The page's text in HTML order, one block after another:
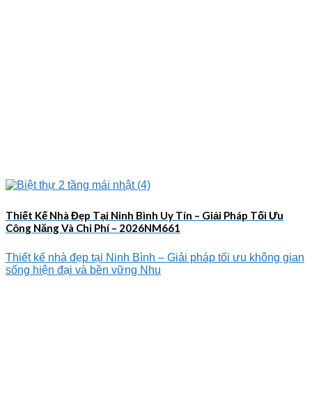
Thiết Kế Nhà Đẹp Tại Ninh Bình Uy Tín – Giải Pháp Tối Ưu
Công Năng Và Chi Phí – 2026NM661
Thiết kế nhà đẹp tại Ninh Bình – Giải pháp tối ưu không gian
sống hiện đại và bền vững Nhu